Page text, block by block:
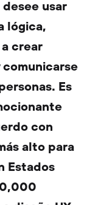
usar
lógica,
crear
Es
con
alto para
Estados